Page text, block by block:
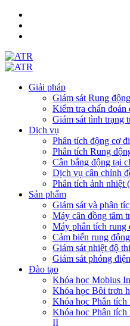
Giải pháp
Giám sát Rung
Kiểm tra chẩn đoán
Giám sát tình trạng
Dịch vụ
Phân tích động cơ
Phân tích Rung
Cân bằng động tại
Dịch vụ cân chỉnh
Phân tích ảnh nhiệt
Sản phẩm
Giám sát và phân
Máy cân đồng tâm
Máy phân tích rung
Cảm biến rung động
Giám sát nhiệt độ
Giám sát phóng
Đào tạo
Khóa học Mobius
Khóa học Bôi trơn
Khóa học Phân tích
Khóa học Phân
II